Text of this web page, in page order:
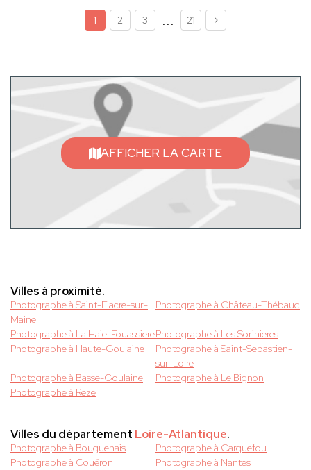
1 2 3 ... 21
AFFICHER LA CARTE
Villes à proximité.
Photographe à Saint-Fiacre-sur-
Maine
Photographe à Château-Thébaud
Photographe à La Haie-FouassierePhotographe à Les Sorinieres
Photographe à Haute-Goulaine
Photographe à Saint-Sebastien-
sur-Loire
Photographe à Basse-Goulaine
Photographe à Le Bignon
Photographe à Reze
Villes du département Loire-Atlantique.
Photographe à Bouguenais
Photographe à Carquefou
Photographe à Couëron
Photographe à Nantes